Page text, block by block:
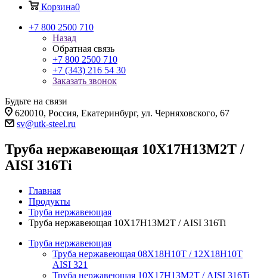
Корзина0
+7 800 2500 710
Назад
Обратная связь
+7 800 2500 710
+7 (343) 216 54 30
Заказать звонок
Будьте на связи
620010, Россия, Екатеринбург, ул. Черняховского, 67
sv@utk-steel.ru
Труба нержавеющая 10Х17Н13М2Т /
AISI 316Ti
Главная
Продукты
Труба нержавеющая
Труба нержавеющая 10Х17Н13М2Т / AISI 316Ti
Труба нержавеющая
Труба нержавеющая 08Х18Н10Т / 12Х18Н10Т
AISI 321
Труба нержавеющая 10Х17Н13М2Т / AISI 316Ti